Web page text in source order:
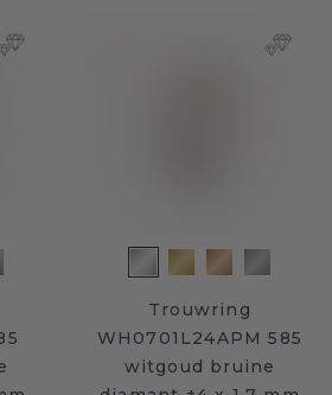
Trouwring
WH0701L24APM 585
witgoud bruine